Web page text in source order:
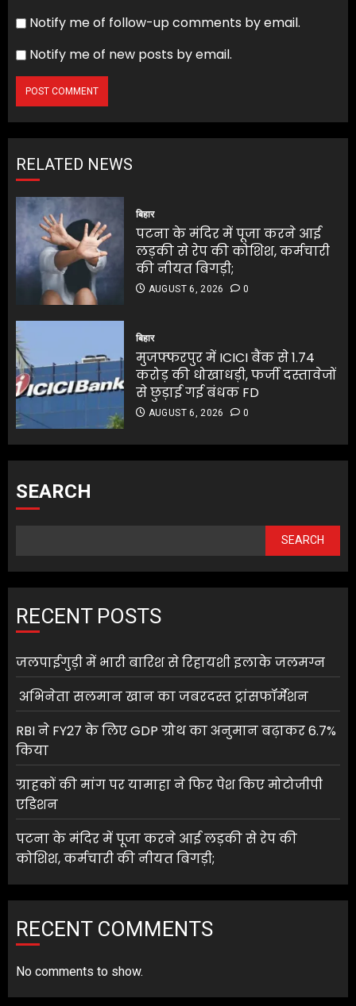
Notify me of follow-up comments by email.
Notify me of new posts by email.
RELATED NEWS
बिहार
पटना के मंदिर में पूजा करने आई
लड़की से रेप की कोशिश, कर्मचारी
की नीयत बिगड़ी;
AUGUST 6, 2026 0
बिहार
मुजफ्फरपुर में ICICI बैंक से 1.74
करोड़ की धोखाधड़ी, फर्जी दस्तावेजों
से छुड़ाई गई बंधक FD
AUGUST 6, 2026 0
SEARCH
SEARCH
RECENT POSTS
जलपाईगुड़ी में भारी बारिश से रिहायशी इलाके जलमग्न
अभिनेता सलमान खान का जबरदस्त ट्रांसफॉर्मेशन
RBI ने FY27 के लिए GDP ग्रोथ का अनुमान बढ़ाकर 6.7%
किया
ग्राहकों की मांग पर यामाहा ने फिर पेश किए मोटोजीपी
एडिशन
पटना के मंदिर में पूजा करने आई लड़की से रेप की
कोशिश, कर्मचारी की नीयत बिगड़ी;
RECENT COMMENTS
No comments to show.